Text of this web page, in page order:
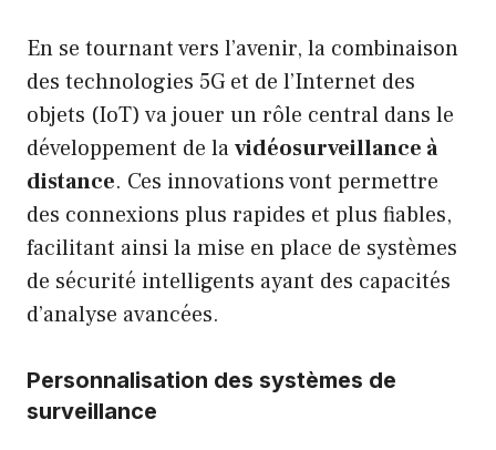
En se tournant vers l’avenir, la combinaison
des technologies 5G et de l’Internet des
objets (IoT) va jouer un rôle central dans le
développement de lavidéosurveillance à
distance. Ces innovations vont permettre
des connexions plus rapides et plus fiables,
facilitant ainsi la mise en place de systèmes
de sécurité intelligents ayant des capacités
d’analyse avancées.
Personnalisation des systèmes de
surveillance